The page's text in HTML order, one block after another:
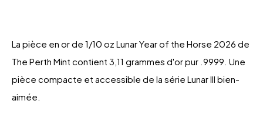
La pièce en or de 1/10 oz Lunar Year of the Horse 2026 de
The Perth Mint contient 3,11 grammes d'or pur .9999. Une
pièce compacte et accessible de la série Lunar III bien-
aimée.